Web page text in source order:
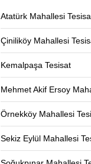
Atatürk Mahallesi
Çiniliköy Mahallesi
Kemalpaşa Tesisat
Mehmet Akif Ersoy
Örnekköy Mahallesi
Sekiz Eylül Mahallesi